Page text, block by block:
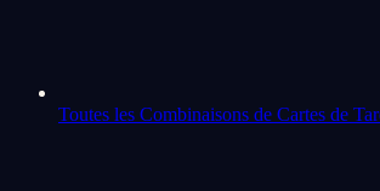
Toutes les Combinaisons de Cartes de